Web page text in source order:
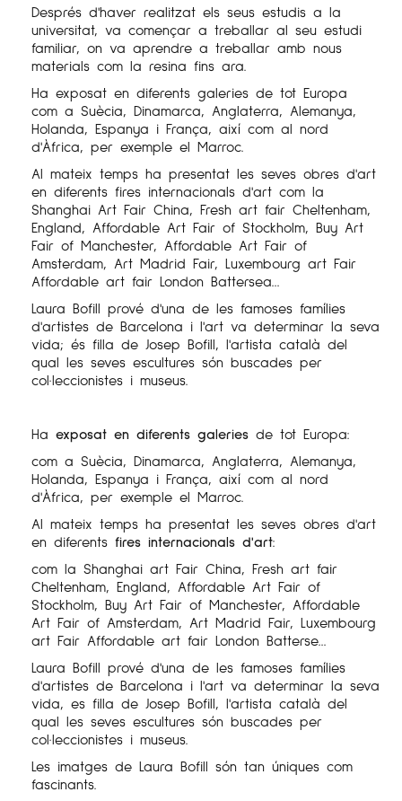
Després d'haver realitzat els seus estudis a la
universitat, va començar a treballar al seu estudi
familiar, on va aprendre a treballar amb nous
materials com la resina fins ara.
Ha exposat en diferents galeries de tot Europa
com a Suècia, Dinamarca, Anglaterra, Alemanya,
Holanda, Espanya i França, així com al nord
d'Àfrica, per exemple el Marroc.
Al mateix temps ha presentat les seves obres d'art
en diferents fires internacionals d'art com la
Shanghai Art Fair China, Fresh art fair Cheltenham,
England, Affordable Art Fair of Stockholm, Buy Art
Fair of Manchester, Affordable Art Fair of
Amsterdam, Art Madrid Fair, Luxembourg art Fair
Affordable art fair London Battersea...
Laura Bofill prové d'una de les famoses famílies
d'artistes de Barcelona i l'art va determinar la seva
vida; és filla de Josep Bofill, l'artista català del
qual les seves escultures són buscades per
col·leccionistes i museus.
Ha exposat en diferents galeries de tot Europa:
com a Suècia, Dinamarca, Anglaterra, Alemanya,
Holanda, Espanya i França, així com al nord
d'Àfrica, per exemple el Marroc.
Al mateix temps ha presentat les seves obres d'art
en diferents fires internacionals d'art:
com la Shanghai art Fair China, Fresh art fair
Cheltenham, England, Affordable Art Fair of
Stockholm, Buy Art Fair of Manchester, Affordable
Art Fair of Amsterdam, Art Madrid Fair, Luxembourg
art Fair Affordable art fair London Batterse...
Laura Bofill prové d'una de les famoses famílies
d'artistes de Barcelona i l'art va determinar la seva
vida, es filla de Josep Bofill, l'artista català del
qual les seves escultures són buscades per
col·leccionistes i museus.
Les imatges de Laura Bofill són tan úniques com
fascinants.